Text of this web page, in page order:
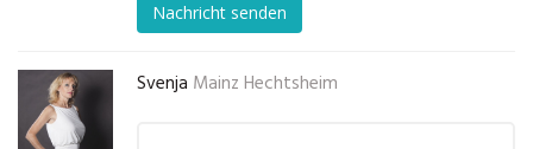
Nachricht senden
Svenja Mainz Hechtsheim